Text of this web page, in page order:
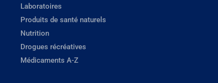
Laboratoires
Produits de santé naturels
Nutrition
Drogues récréatives
Médicaments A-Z